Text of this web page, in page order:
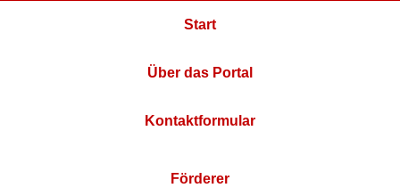
Start
Über das Portal
Kontaktformular
Förderer